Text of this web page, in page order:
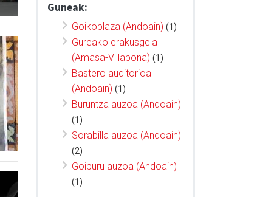
Guneak:
Goikoplaza (Andoain) (1)
Gureako erakusgela
(Amasa-Villabona) (1)
Bastero auditorioa
(Andoain) (1)
Buruntza auzoa (Andoain)
(1)
Sorabilla auzoa (Andoain)
(2)
Goiburu auzoa (Andoain)
(1)